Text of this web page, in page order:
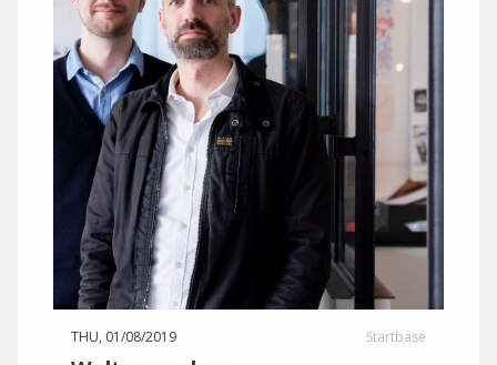
THU, 01/08/2019 Startbase